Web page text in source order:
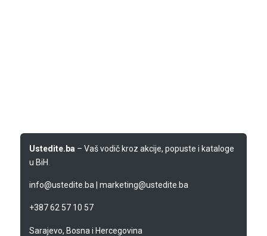
Ustedite.ba – Vaš vodič kroz akcije, popuste i kataloge
u BiH.
info@ustedite.ba marketing@ustedite.ba
+387 62 57 10 57
Sarajevo, Bosna i Hercegovina